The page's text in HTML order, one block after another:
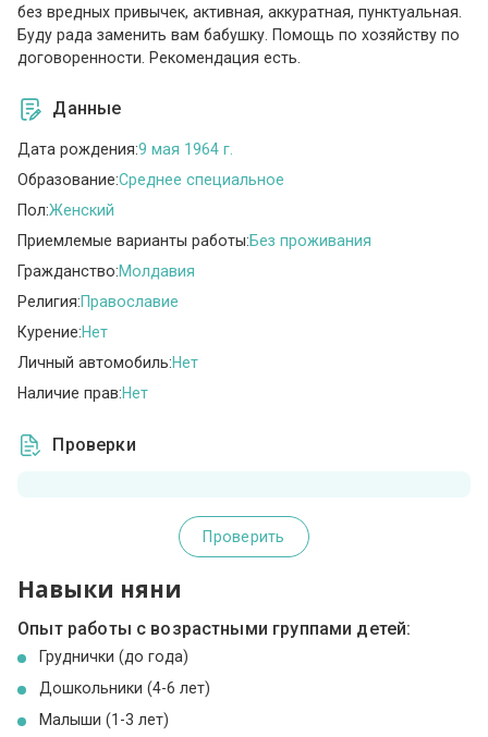
без вредных привычек, активная, аккуратная, пунктуальная.
Буду рада заменить вам бабушку. Помощь по хозяйству по
договоренности. Рекомендация есть.
Данные
Дата рождения:9 мая 1964 г.
Образование:Среднее специальное
Пол:Женский
Приемлемые варианты работы:Без проживания
Гражданство:Молдавия
Религия:Православие
Курение:Нет
Личный автомобиль:Нет
Наличие прав:Нет
Проверки
Проверить
Навыки няни
Опыт работы с возрастными группами детей:
Груднички (до года)
Дошкольники (4-6 лет)
Малыши (1-3 лет)